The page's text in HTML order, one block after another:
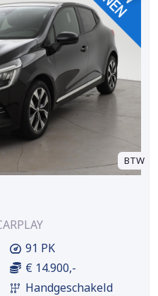
BTW
91 PK
€ 14.900,-
Handgeschakeld